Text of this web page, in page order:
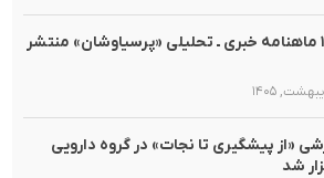
شماره ۱۴۱ ماهنامه خبری ـ تحلیلی «پرسیاوشان» منتشر
«از پیشگیری تا نجات» در گروه دارویی
شد